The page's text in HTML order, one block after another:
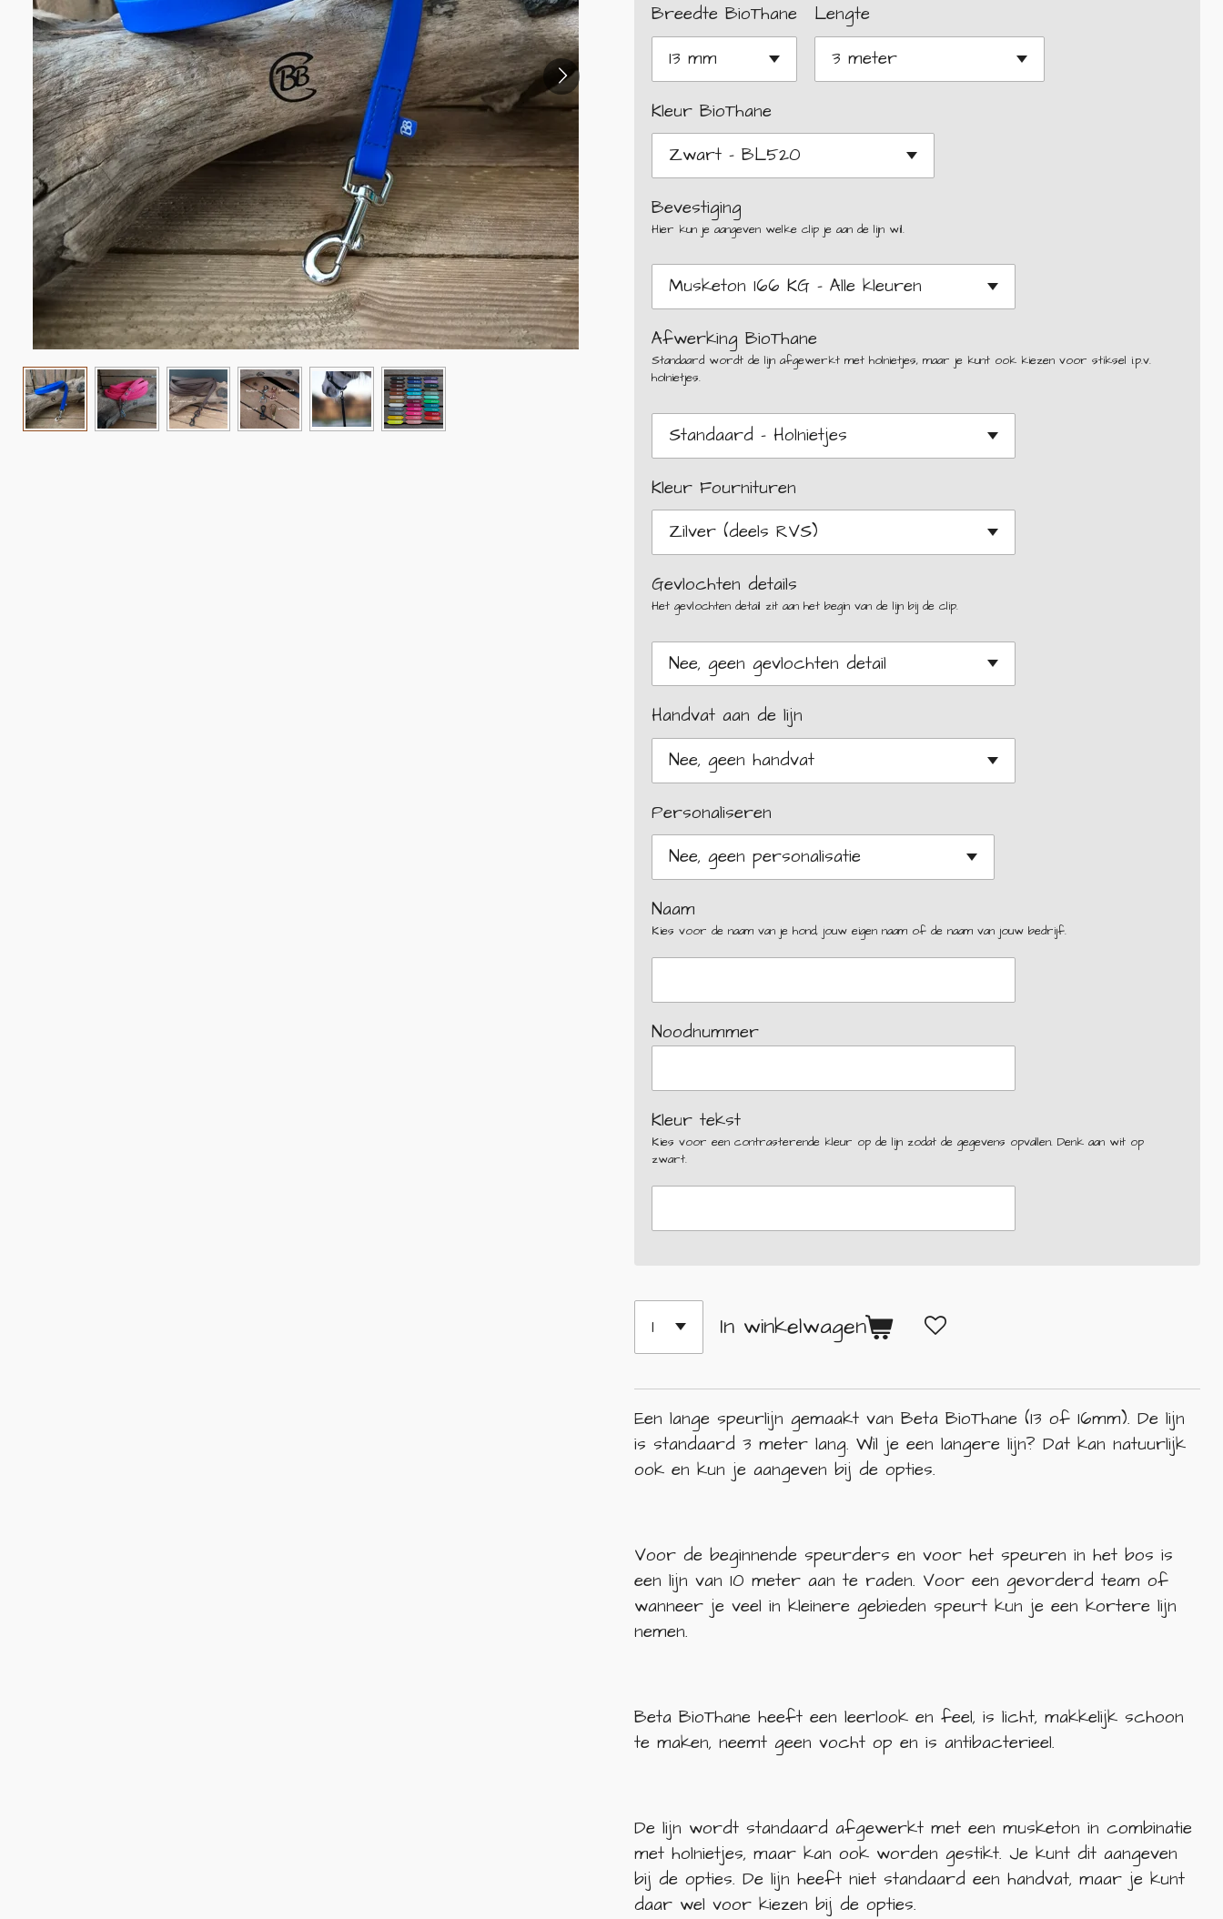
Breedte BioThane Lengte
Kleur BioThane
Bevestiging
Hier kun je aangeven welke clip je aan de lijn wil.
Afwerking BioThane
Standaard wordt de lijn afgewerkt met holnietjes, maar je kunt ook kiezen voor stiksel i.p.v.
holnietjes.
Kleur Fournituren
Gevlochten details
Het gevlochten detail zit aan het begin van de lijn bij de clip.
Handvat aan de lijn
Personaliseren
Naam
Kies voor de naam van je hond, jouw eigen naam of de naam van jouw bedrijf.
Noodnummer
Kleur tekst
Kies voor een contrasterende kleur op de lijn zodat de gegevens opvallen. Denk aan wit op
zwart.
In winkelwagen
Een lange speurlijn gemaakt van Beta BioThane (13 of 16mm). De lijn
is standaard 3 meter lang. Wil je een langere lijn? Dat kan natuurlijk
ook en kun je aangeven bij de opties.
Voor de beginnende speurders en voor het speuren in het bos is
een lijn van 10 meter aan te raden. Voor een gevorderd team of
wanneer je veel in kleinere gebieden speurt kun je een kortere lijn
nemen.
Beta BioThane heeft een leerlook en feel, is licht, makkelijk schoon
te maken, neemt geen vocht op en is antibacterieel.
De lijn wordt standaard afgewerkt met een musketon in combinatie
met holnietjes, maar kan ook worden gestikt. Je kunt dit aangeven
bij de opties. De lijn heeft niet standaard een handvat, maar je kunt
daar wel voor kiezen bij de opties.